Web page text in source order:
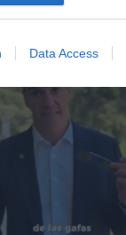
Data Access